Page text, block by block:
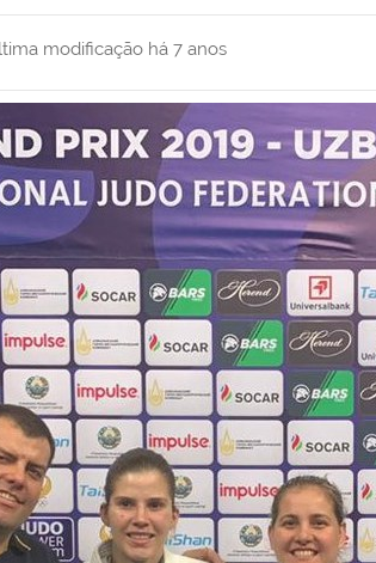
modificação há 7 anos